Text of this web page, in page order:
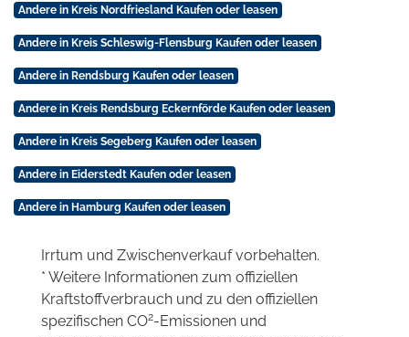
Andere in Kreis Nordfriesland Kaufen oder leasen
Andere in Kreis Schleswig-Flensburg Kaufen oder leasen
Andere in Rendsburg Kaufen oder leasen
Andere in Kreis Rendsburg Eckernförde Kaufen oder leasen
Andere in Kreis Segeberg Kaufen oder leasen
Andere in Eiderstedt Kaufen oder leasen
Andere in Hamburg Kaufen oder leasen
Irrtum und Zwischenverkauf vorbehalten.
* Weitere Informationen zum offiziellen
Kraftstoffverbrauch und zu den offiziellen
spezifischen CO2-Emissionen und